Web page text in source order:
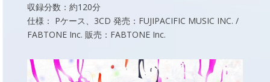
収録分数：約120分
仕様： Pケース、3CD 発売：FUJIPACIFIC MUSIC INC. /
FABTONE Inc. 販売：FABTONE Inc.